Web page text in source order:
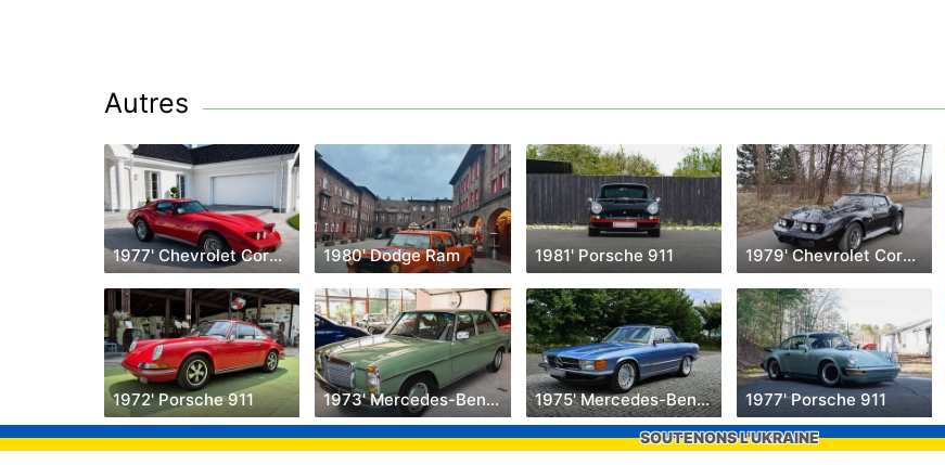
Autres
1977' Chevrolet Corvette 1980' Dodge Ram 1981' Porsche 911 1979' Chevrolet Corvette
1972' Porsche 911 1973' Mercedes-Benz Inny 1975' Mercedes-Benz Sl 1977' Porsche 911
SOUTENONS L'UKRAINE